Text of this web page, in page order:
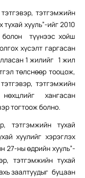
тэтгэмжийн
хууль”-ийг 2010
түүнээс хойш
хүсэлт гаргасан
1 жилийг 1 жил
төлснөөр тооцож,
тэтгэмжийн
хангасан
тогтоож болно.
тэтгэмжийн тухай
хуулийг хэрэглэх
27-ны өдрийн хууль”-
тэтгэмжийн тухай
заалтуудыг буцаан